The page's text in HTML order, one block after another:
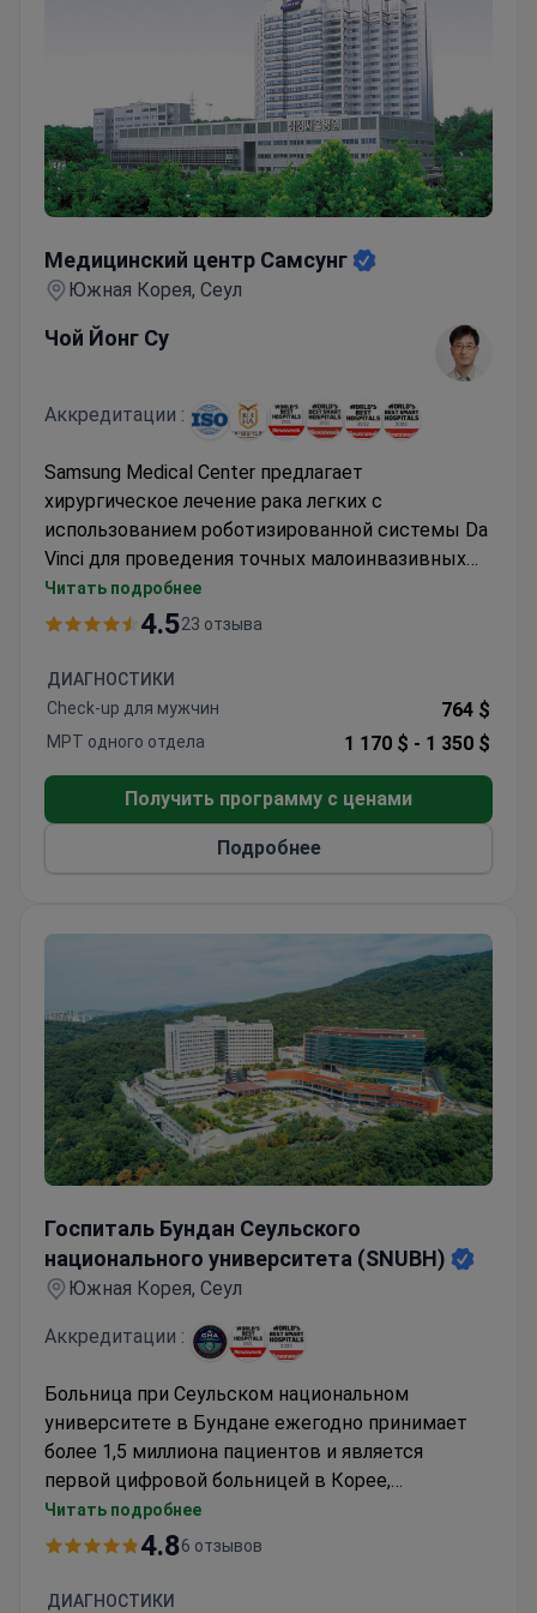
Медицинский центр Самсунг
Южная Корея, Сеул
Чой Йонг Су
Аккредитации :
Samsung Medical Center предлагает
хирургическое лечение рака легких с
использованием роботизированной системы Da
Vinci для проведения точных малоинвазивных
операций. Стоимость процедуры обычно
составляет от 10 000 до 24 400 долларов США.
обширным опытом проведения операций при
раке легких, возглавляет хирургическую
команду в этой больнице президентского
Читать подробнее
4.523 отзыва
ДИАГНОСТИКИ
Check-up для мужчин
764 $
МРТ одного отдела 1 170 $ - 1 350 $
Получить программу с ценами
Подробнее
Госпиталь Бундан Сеульского
национального университета (SNUBH)
Южная Корея, Сеул
Аккредитации :
Больница при Сеульском национальном
университете в Бундане ежегодно принимает
более 1,5 миллиона пациентов и является
первой цифровой больницей в Корее,
использующей систему BESTcare для
повышения безопасности. Операция по поводу
долларов.
Читать подробнее
4.86 отзывов
ДИАГНОСТИКИ